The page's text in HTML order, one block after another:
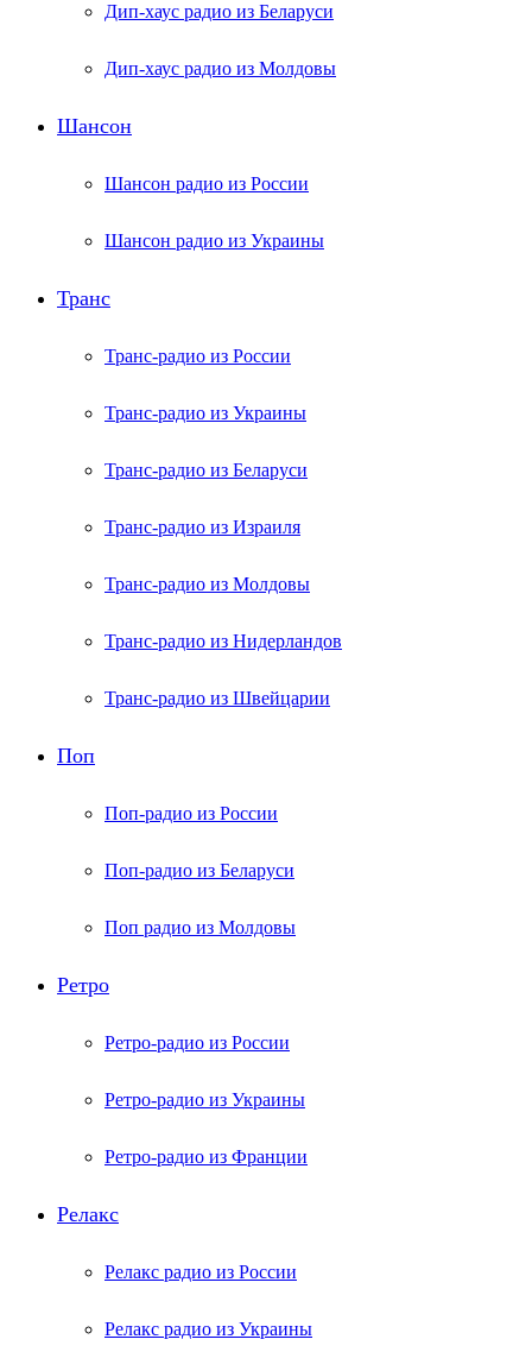
Дип-хаус радио из Беларуси
Дип-хаус радио из Молдовы
Шансон
Шансон радио из России
Шансон радио из Украины
Транс
Транс-радио из России
Транс-радио из Украины
Транс-радио из Беларуси
Транс-радио из Израиля
Транс-радио из Молдовы
Транс-радио из Нидерландов
Транс-радио из Швейцарии
Поп
Поп-радио из России
Поп-радио из Беларуси
Поп радио из Молдовы
Ретро
Ретро-радио из России
Ретро-радио из Украины
Ретро-радио из Франции
Релакс
Релакс радио из России
Релакс радио из Украины